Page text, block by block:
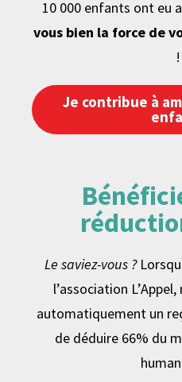
Le saviez-vous ?
l’association
automatiquement un
de déduire 66% du
10 000 enfants ont eu
vous bien la force de
!
Je contribue à